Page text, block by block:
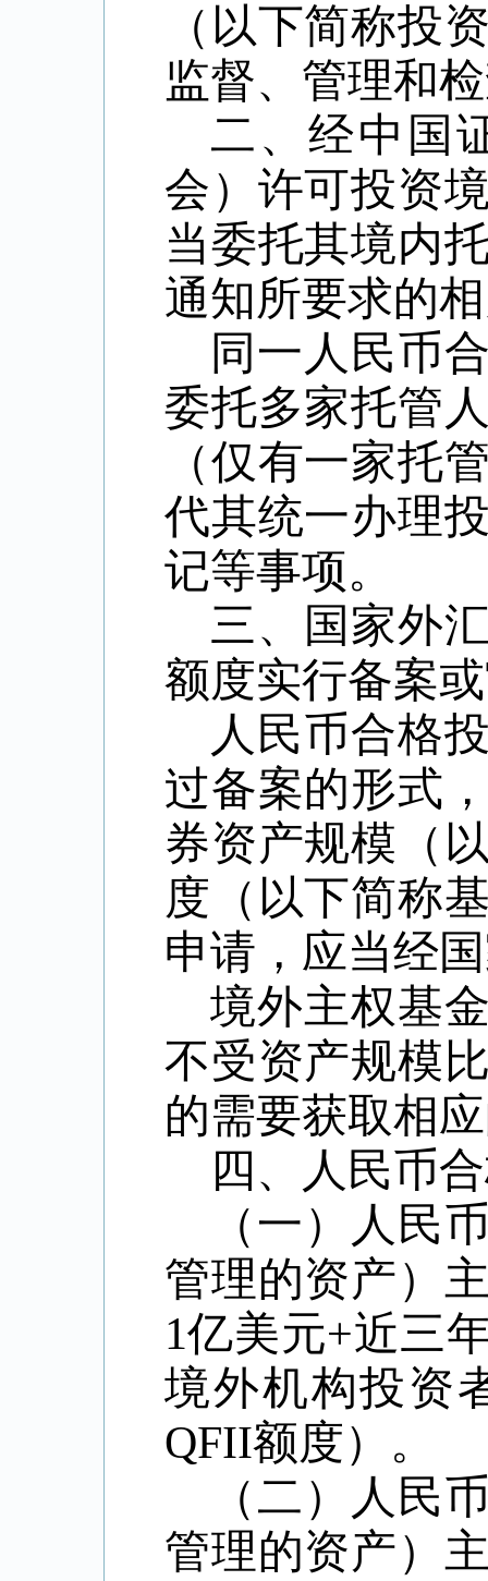
（以下简称投
监督、管理和
二、经中国
会）许可投资
当委托其境内
通知所要求的
同一人民币
委托多家托管
（仅有一家托
代其统一办理
记等事项。
三、国家外
额度实行备案
人民币合格
过备案的形式
券资产规模（
度（以下简称
申请，应当经
境外主权基
不受资产规模
的需要获取相
四、人民币
（一）人民
管理的资产）
1亿美元+近三
境外机构投资
QFII额度）。
（二）人民
管理的资产）